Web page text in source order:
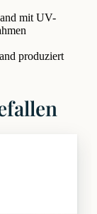
mit UV-
produziert